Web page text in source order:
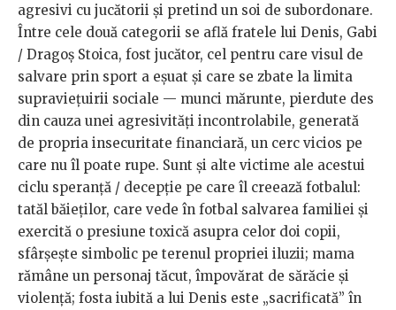
agresivi cu jucătorii și pretind un soi de subordonare.
Între cele două categorii se află fratele lui Denis, Gabi
/ Dragoș Stoica, fost jucător, cel pentru care visul de
salvare prin sport a eșuat și care se zbate la limita
supraviețuirii sociale — munci mărunte, pierdute des
din cauza unei agresivități incontrolabile, generată
de propria insecuritate financiară, un cerc vicios pe
care nu îl poate rupe. Sunt și alte victime ale acestui
ciclu speranță / decepție pe care îl creează fotbalul:
tatăl băieților, care vede în fotbal salvarea familiei și
exercită o presiune toxică asupra celor doi copii,
sfârșește simbolic pe terenul propriei iluzii; mama
rămâne un personaj tăcut, împovărat de sărăcie și
violență; fosta iubită a lui Denis este „sacrificată” în